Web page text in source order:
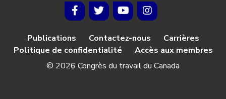
Publications Contactez-nous
Carrières
Politique de confidentialité
Accès aux membres
© 2026 Congrès du travail du Canada